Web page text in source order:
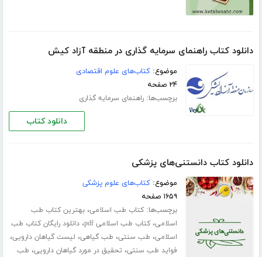
دانلود کتاب راهنمای سرمایه گذاری در منطقه آزاد کیش
موضوع:کتاب‌های علوم اقتصادی
۲۴ صفحه
برچسب‌ها:راهنمای سرمایه گذاری
دانلود کتاب
دانلود کتاب دانستنی‌های پزشکی
موضوع:کتاب‌های علوم پزشکی
۱۶۵۹ صفحه
برچسب‌ها:کتاب طب اسلامی،بهترین کتاب طب
اسلامی،کتاب طب اسلامی pdf ،دانلود رایگان کتاب طب
اسلامی، طب سنتی، طب گیاهی، لیست گیاهان دارویی،
فواید طب سنتی، تحقیق در مورد گیاهان دارویی، طب